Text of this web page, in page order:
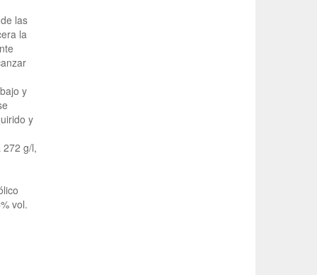
las
la
y
y
g/l,
vol.